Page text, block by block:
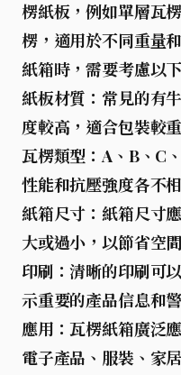
楞紙板，例如單層瓦
楞，適用於不同重量
紙箱時，需要考慮以
紙板材質 ：常見的有
度較高，適合包裝較
瓦楞類型 ：A、B、C
性能和抗壓強度各不
紙箱尺寸 ：紙箱尺寸
大或過小，以節省空
印刷 ：清晰的印刷可
示重要的產品信息和
應用 ：瓦楞紙箱廣泛
電子產品、服裝、家